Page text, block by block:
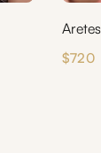
$720